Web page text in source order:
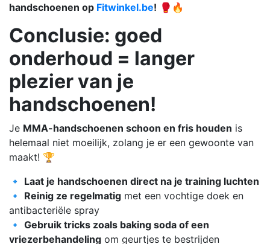
handschoenen op Fitwinkel.be! 🥊🔥
Conclusie: goed
onderhoud = langer
plezier van je
handschoenen!
Je MMA-handschoenen schoon en fris houden is
helemaal niet moeilijk, zolang je er een gewoonte van
maakt! 🏆
🔹 Laat je handschoenen direct na je training luchten
🔹 Reinig ze regelmatig met een vochtige doek en
antibacteriële spray
🔹 Gebruik tricks zoals baking soda of een
vriezerbehandeling om geurtjes te bestrijden